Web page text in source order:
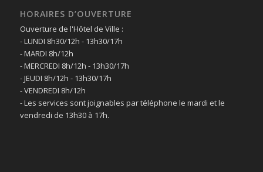
HORAIRES D’OUVERTURE
Ouverture de l'Hôtel de Ville :
- LUNDI 8h30/12h - 13h30/17h
- MARDI 8h/12h
- MERCREDI 8h/12h - 13h30/17h
- JEUDI 8h/12h - 13h30/17h
- VENDREDI 8h/12h
- Les services sont joignables par téléphone le mardi et le
vendredi de 13h30 à 17h.